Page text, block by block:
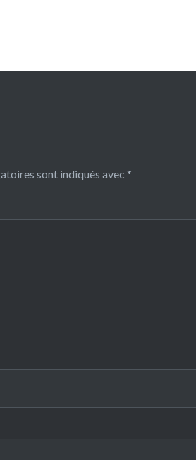
sont indiqués avec *